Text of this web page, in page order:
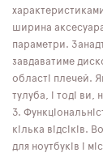
ширина
параметри.
завдаватиме
області плечей.
тулуба, і тоді ви,
кілька відсіків.
для ноутбуків і